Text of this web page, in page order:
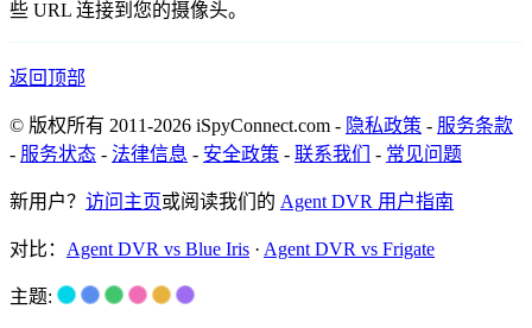
些 URL 连接到您的摄像头。
返回顶部
© 版权所有 2011-2026 iSpyConnect.com - 隐私政策 - 服务条款
- 服务状态 - 法律信息 - 安全政策 - 联系我们 - 常见问题
新用户？ 访问主页或阅读我们的 Agent DVR 用户指南
对比： Agent DVR vs Blue Iris · Agent DVR vs Frigate
主题: